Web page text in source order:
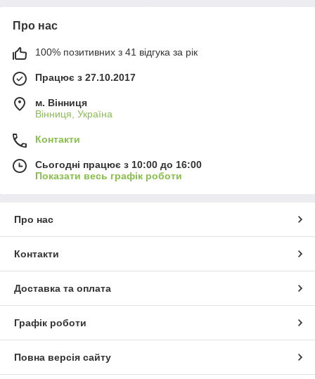
Про нас
100% позитивних з 41 відгука за рік
Працює з 27.10.2017
м. Вінниця
Вінниця, Україна
Контакти
Сьогодні працює з 10:00 до 16:00
Показати весь графік роботи
Про нас
Контакти
Доставка та оплата
Графік роботи
Повна версія сайту